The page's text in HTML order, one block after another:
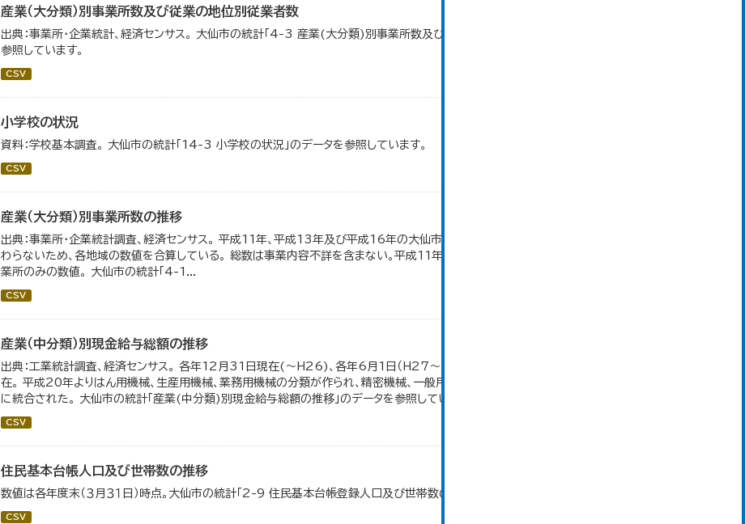
産業（大分類）別事業所数及び従業の地位別従業者数
出典：事業所・企業統計、経済センサス。 大仙市の統計「4-3 産業(大分類)別事業所数及び従業上の地位別従業者数」のデータを
参照しています。
CSV
小学校の状況
資料：学校基本調査。 大仙市の統計「14-3 小学校の状況」のデータを参照しています。
CSV
産業（大分類）別事業所数の推移
出典：事業所・企業統計調査、経済センサス。 平成11年、平成13年及び平成16年の大仙市の数値は、合併前、合併後で調査区が変
わらないため、各地域の数値を合算している。 総数は事業内容不詳を含まない。平成11年、平成16年、平成24年の数値は民営事
業所のみの数値。 大仙市の統計「4-1...
CSV
産業（中分類）別現金給与総額の推移
出典：工業統計調査、経済センサス。 各年12月31日現在(～H26)、各年6月1日（H27～）・平成23年のみ平成24年2月1日現
在。 平成20年よりはん用機械、生産用機械、業務用機械の分類が作られ、精密機械、一般用機械の分類は廃止。また、衣服は繊維
に統合された。 大仙市の統計「産業(中分類)別現金給与総額の推移」のデータを参照しています。...
CSV
住民基本台帳人口及び世帯数の推移
数値は各年度末（３月３１日）時点。大仙市の統計「2-9 住民基本台帳登録人口及び世帯数の推移」のデータを参照しています。
CSV